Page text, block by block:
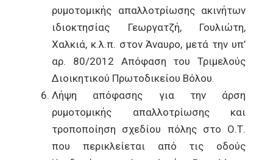
ρυμοτομικής απαλλοτρίωσης ακινήτων
ιδιοκτησίας Γεωργατζή, Γουλιώτη,
Χαλκιά, κ.λ.π. στον Άναυρο, μετά την υπ’
αρ. 80/2012 Απόφαση του Τριμελούς
Διοικητικού Πρωτοδικείου Βόλου.
Λήψη απόφασης για την άρση
ρυμοτομικής απαλλοτρίωσης και
τροποποίηση σχεδίου πόλης στο Ο.Τ.
που περικλείεται από τις οδούς